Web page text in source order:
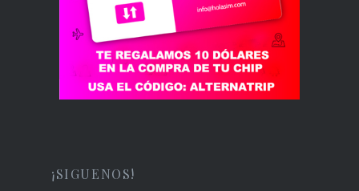
¡SIGUENOS!